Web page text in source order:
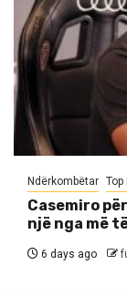
Ndërkombëtar Top
Casemiro
një nga më
6 days ago